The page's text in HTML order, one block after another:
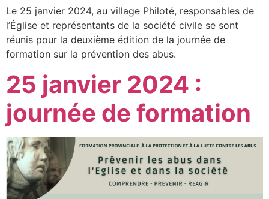
Le 25 janvier 2024, au village Philoté, responsables de
l’Église et représentants de la société civile se sont
réunis pour la deuxième édition de la journée de
formation sur la prévention des abus.
25 janvier 2024 :
journée de formation